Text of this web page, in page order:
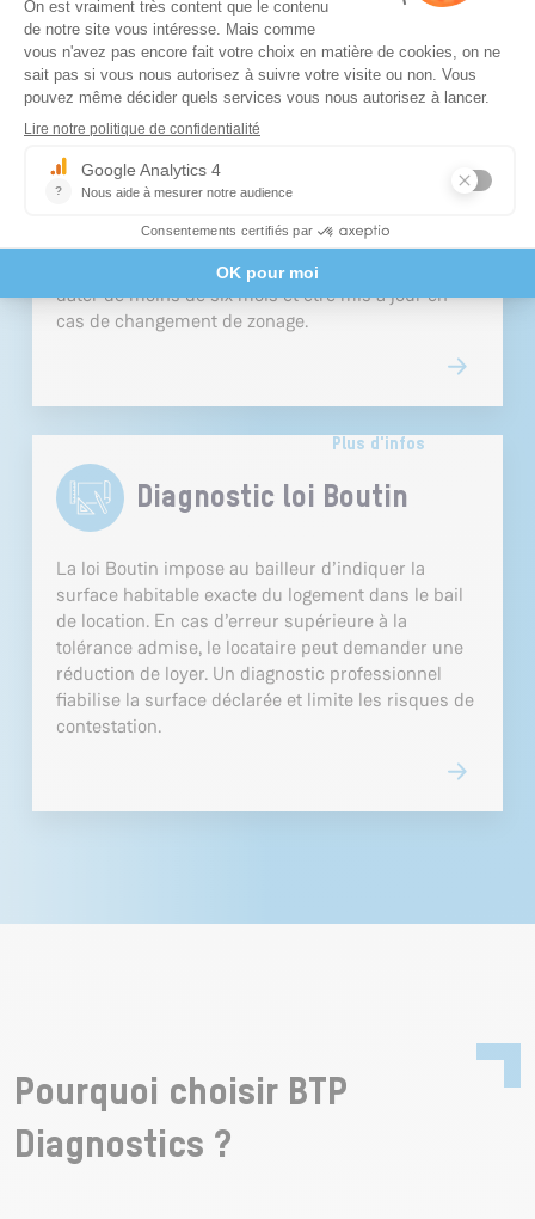
État des Risques (ER)
L’état des risques recense les dangers naturels,
miniers, technologiques, sismiques ou liés au
radon. Il est obligatoire avant toute vente ou
risques définie par arrêté préfectoral. Le
document, fourni par le vendeur ou le bailleur, doit
dater de moins de six mois et être mis à jour en
cas de changement de zonage.
Diagnostic loi Boutin
La loi Boutin impose au bailleur d’indiquer la
surface habitable exacte du logement dans le bail
de location. En cas d’erreur supérieure à la
tolérance admise, le locataire peut demander une
réduction de loyer. Un diagnostic professionnel
fiabilise la surface déclarée et limite les risques de
contestation.
Plus d'infos
Pourquoi choisir BTP
Diagnostics ?